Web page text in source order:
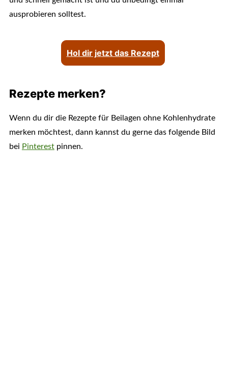
ausprobieren solltest.
Hol dir jetzt das Rezept
Rezepte merken?
Wenn du dir die Rezepte für Beilagen ohne Kohlenhydrate
merken möchtest, dann kannst du gerne das folgende Bild
bei Pinterestpinnen.